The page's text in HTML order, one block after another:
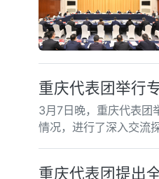
重庆代表团举行
3月7日晚，重庆代表团
情况，进行了深入交流探
重庆代表团提出